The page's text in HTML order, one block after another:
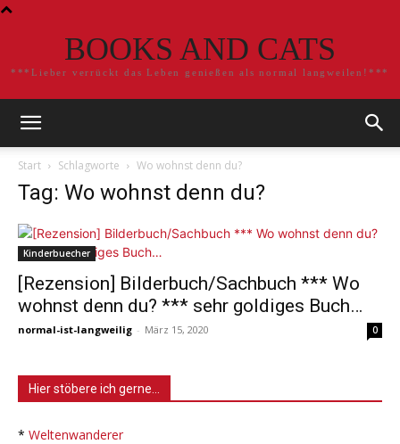
BOOKS AND CATS
***Lieber verrückt das Leben genießen als normal langweilen!***
Start Schlagworte Wo wohnst denn du?
Tag: Wo wohnst denn du?
Kinderbuecher
[Rezension] Bilderbuch/Sachbuch *** Wo
wohnst denn du? *** sehr goldiges Buch…
normal-ist-langweilig - März 15, 2020 0
Hier stöbere ich gerne…
* Weltenwanderer